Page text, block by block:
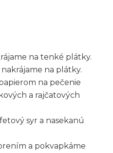
na tenké plátky.
na plátky.
na pečenie
a rajčatových
syr a nasekanú
a pokvapkáme